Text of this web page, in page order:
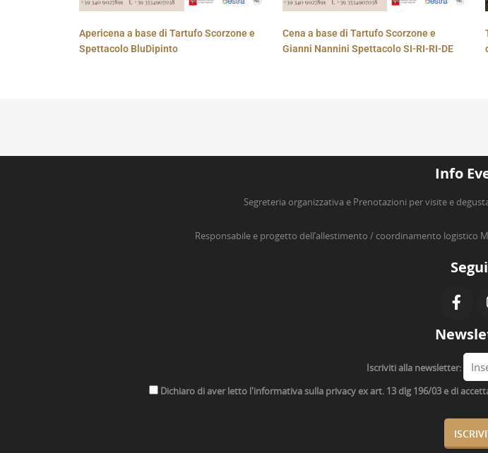
Apericena a base di Tartufo Scorzone e
Spettacolo BluDipinto
Cena a base di Tartufo Scorzone e
Gianni Nannini Spettacolo SI-RI-RI-DE
Info
Segreteria organizzativa e Prenotazioni per visite e
Responsabile e progetto dell’allestimento / coordinamento logistico
Iscriviti alla newsletter:
Dichiaro di aver letto l'informativa sulla privacy ex art. 13 dlg 196/03 e di